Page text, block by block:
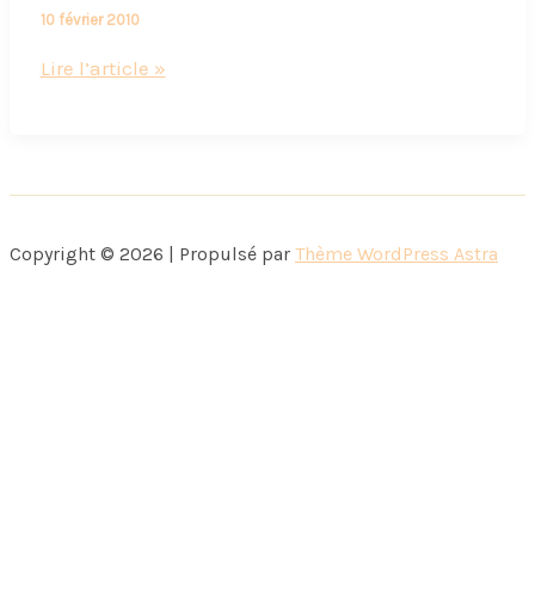
10 février 2010
Brothers
Chocoladdict
Lire l’article »
Copyright © 2026 | Propulsé par Thème WordPress Astra